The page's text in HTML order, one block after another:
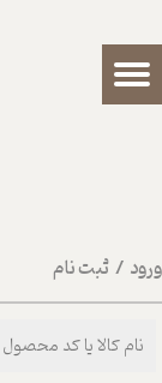
/ ثبت نام
حساب کاربری من
تغییر گذر واژه